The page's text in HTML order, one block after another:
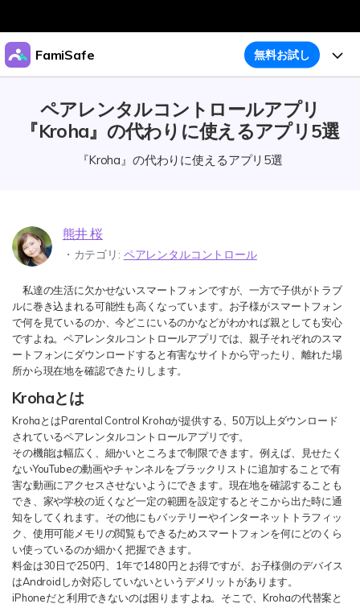
製品
ユーティリティ
概要
ソリューション
企業情報
FamiSafe 無料お試し
アクティビティレポート
位置追跡
スクリーンタイム
ウェブフィルタ
怪しい画像検出
明示コンテンツ検出
ガイド
製品活用
製品活用
お子様のスマホでペアレンタルコントロール
今すぐ購入
ダウンロード ログイン
検索
ペアレンタルコントロールアプリ
『Kroha』の代わりに使えるアプリ5選
『Kroha』の代わりに使えるアプリ5選
熊井 桜
・カテゴリ: ペアレンタルコントロール
私達の生活に欠かせないスマートフォンですが、一方で子供がトラブ
ルに巻き込まれる可能性も高くなっています。お子様がスマートフォン
で何を見ているのか、今どこにいるのかなどがわかれば親としても安心
ですよね。ペアレンタルコントロールアプリでは、親子それぞれのスマ
ートフォンにダウンロードすると有害なサイトから守ったり、離れた場
所から現在地を確認できたりします。
Krohaとは
KrohaとはParental Control Krohaが提供する、50万以上ダウンロード
されているペアレンタルコントロールアプリです。
その機能は幅広く、細かいところまで制限できます。例えば、見せたく
ないYouTubeの動画やチャンネルをブラックリストに追加することで有
害な動画にアクセスさせないようにできます。現在地を確認することも
でき、家や学校の近くなど一定の範囲を設定するとそこから出た時に通
知をしてくれます。その他にもバッテリーやインターネットトラフィッ
ク、使用可能メモリの閲覧もできるためスマートフォンを何にどのくら
い使っているのか細かく把握できます。
料金は30日で250円、1年で1480円とお得ですが、お子様側のデバイス
はAndroidしか対応していないというデメリットがあります。
iPhoneだと利用できないのは困りますよね。そこで、Krohaの代替案と